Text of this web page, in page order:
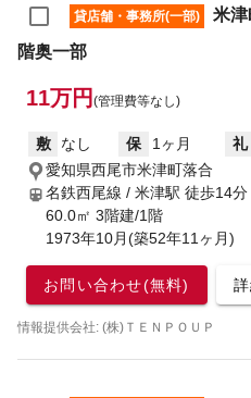
貸店舗・事務所(一部)
米
階奥一部
11万円 (管理費等なし)
敷 なし 保 1ヶ月 礼
愛知県西尾市米津町落合
名鉄西尾線 / 米津駅 徒歩14分
60.0㎡ 3階建/1階
1973年10月(築52年11ヶ月)
お問い合わせ(無料)
情報提供会社: (株)ＴＥＮＰＯＵＰ